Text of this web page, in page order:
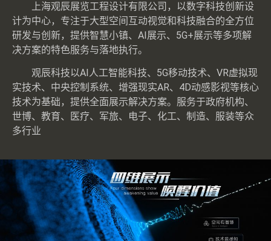
上海观辰展览工程设计有限公司，以数字科技创新设
计为中心，专注于大型空间互动视觉和科技融合的全方位
研发与创新，提供智慧小镇、AI展示、5G+展示等多项解
决方案的特色服务与落地执行。
观辰科技以AI人工智能科技、5G移动技术、VR虚拟现
实技术、中央控制系统、增强现实AR、4D动感影视等核心
技术为基础，提供全面展示解决方案。服务于政府机构、
世博、教育、医疗、军旅、电子、化工、制造、服装等众
多行业